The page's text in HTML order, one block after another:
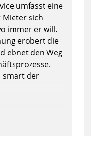
umfasst eine
Mieter sich
immer er will.
erobert die
ebnet den Weg
smart der